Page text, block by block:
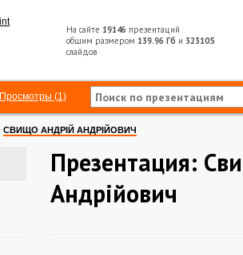
На сайте 19146 презентаций
общим размером 139.96 Гб и 323105
слайдов
Просмотры (1)
СВИЩО АНДРІЙ АНДРІЙОВИЧ
Презентация:
Андрійович